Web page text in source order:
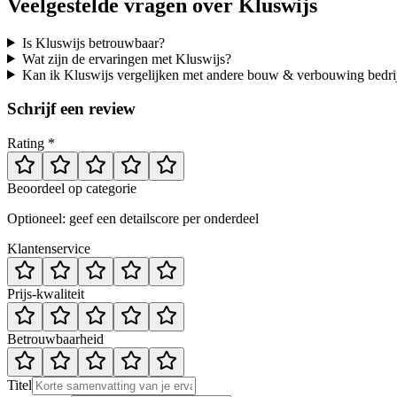
Veelgestelde vragen over Kluswijs
Is Kluswijs betrouwbaar?
Wat zijn de ervaringen met Kluswijs?
Kan ik Kluswijs vergelijken met andere bouw & verbouwing
Schrijf een review
Rating *
Beoordeel op categorie
Optioneel: geef een detailscore per onderdeel
Klantenservice
Prijs-kwaliteit
Betrouwbaarheid
Titel